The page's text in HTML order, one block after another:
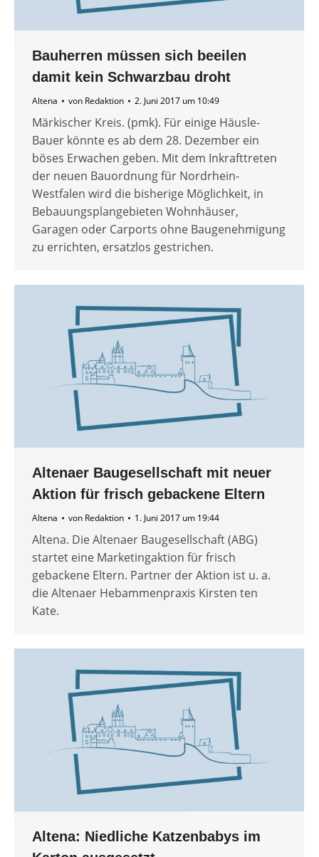
Bauherren müssen sich beeilen
damit kein Schwarzbau droht
Altena von Redaktion 2. Juni 2017 um 10:49
Märkischer Kreis. (pmk). Für einige Häusle-
Bauer könnte es ab dem 28. Dezember ein
böses Erwachen geben. Mit dem Inkrafttreten
der neuen Bauordnung für Nordrhein-
Westfalen wird die bisherige Möglichkeit, in
Bebauungsplangebieten Wohnhäuser,
Garagen oder Carports ohne Baugenehmigung
zu errichten, ersatzlos gestrichen.
Altenaer Baugesellschaft mit neuer
Aktion für frisch gebackene Eltern
Altena von Redaktion 1. Juni 2017 um 19:44
Altena. Die Altenaer Baugesellschaft (ABG)
startet eine Marketingaktion für frisch
gebackene Eltern. Partner der Aktion ist u. a.
die Altenaer Hebammenpraxis Kirsten ten
Kate.
Altena: Niedliche Katzenbabys im